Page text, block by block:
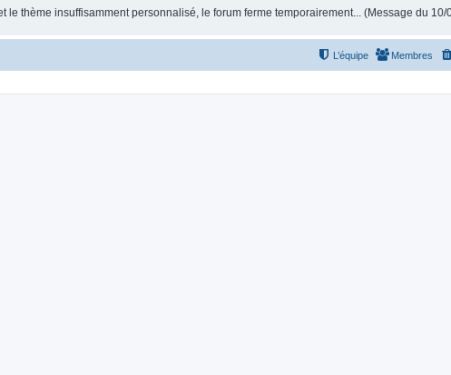
le thème insuffisamment personnalisé, le forum ferme temporairement... (Message du 10/
Membres
L’équipe